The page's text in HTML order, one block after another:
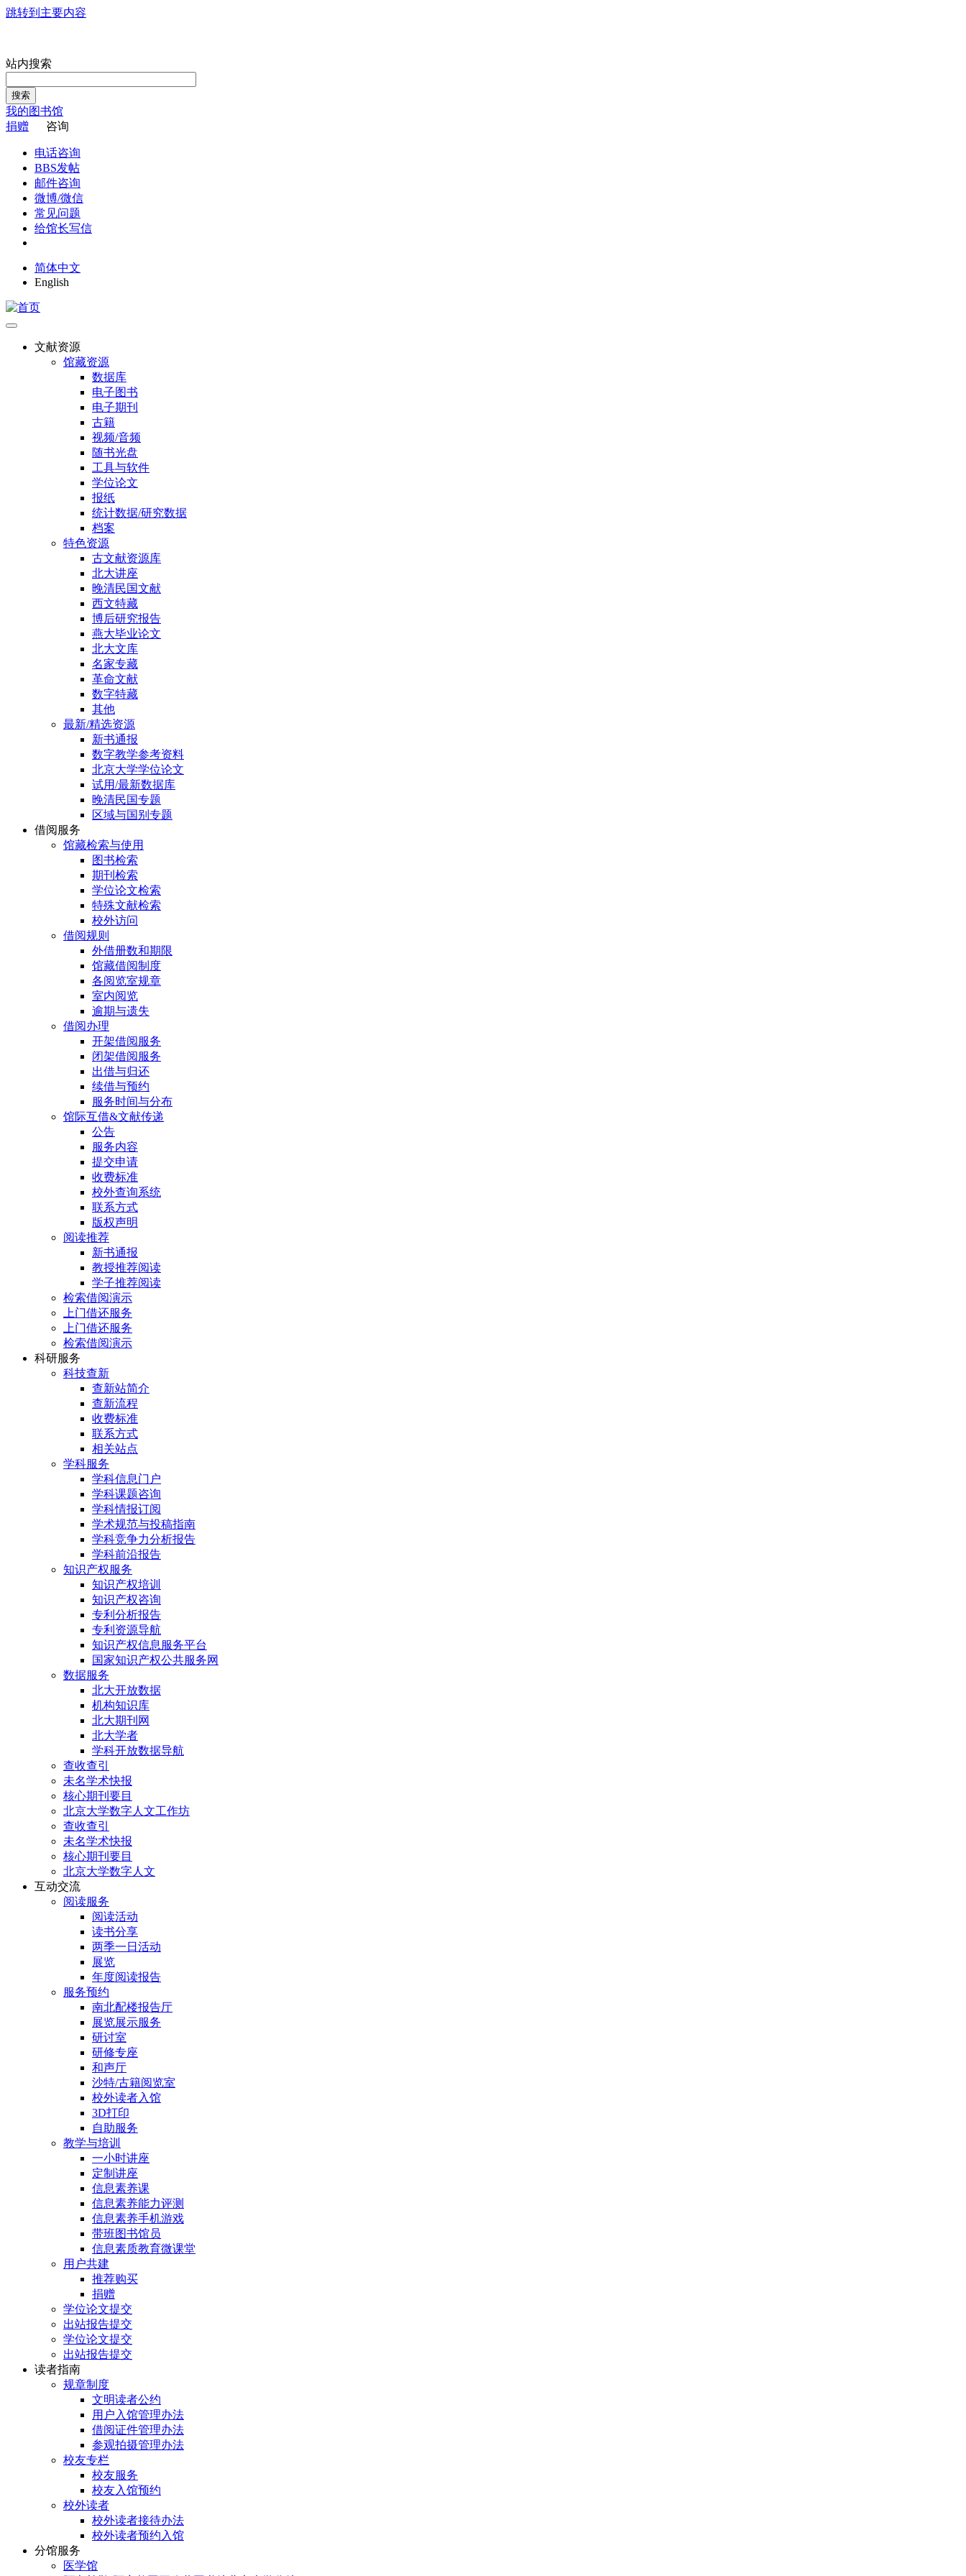
跳转到主要内容
站内搜索
搜索
我的图书馆
捐赠
咨询
电话咨询
BBS发帖
邮件咨询
微博/微信
常见问题
给馆长写信
简体中文
English
文献资源
馆藏资源
数据库
电子图书
电子期刊
古籍
视频/音频
随书光盘
工具与软件
学位论文
报纸
统计数据/研究数据
档案
特色资源
古文献资源库
北大讲座
晚清民国文献
西文特藏
博后研究报告
燕大毕业论文
北大文库
名家专藏
革命文献
数字特藏
其他
最新/精选资源
新书通报
数字教学参考资料
北京大学学位论文
试用/最新数据库
晚清民国专题
区域与国别专题
借阅服务
馆藏检索与使用
图书检索
期刊检索
学位论文检索
特殊文献检索
校外访问
借阅规则
外借册数和期限
馆藏借阅制度
各阅览室规章
室内阅览
逾期与遗失
借阅办理
开架借阅服务
闭架借阅服务
出借与归还
续借与预约
服务时间与分布
馆际互借&文献传递
公告
服务内容
提交申请
收费标准
校外查询系统
联系方式
版权声明
阅读推荐
新书通报
教授推荐阅读
学子推荐阅读
检索借阅演示
上门借还服务
上门借还服务
检索借阅演示
科研服务
科技查新
查新站简介
查新流程
收费标准
联系方式
相关站点
学科服务
学科信息门户
学科课题咨询
学科情报订阅
学术规范与投稿指南
学科竞争力分析报告
学科前沿报告
知识产权服务
知识产权培训
知识产权咨询
专利分析报告
专利资源导航
知识产权信息服务平台
国家知识产权公共服务网
数据服务
北大开放数据
机构知识库
北大期刊网
北大学者
学科开放数据导航
查收查引
未名学术快报
核心期刊要目
北京大学数字人文工作坊
查收查引
未名学术快报
核心期刊要目
北京大学数字人文
互动交流
阅读服务
阅读活动
读书分享
两季一日活动
展览
年度阅读报告
服务预约
南北配楼报告厅
展览展示服务
研讨室
研修专座
和声厅
沙特/古籍阅览室
校外读者入馆
3D打印
自助服务
教学与培训
一小时讲座
定制讲座
信息素养课
信息素养能力评测
信息素养手机游戏
带班图书馆员
信息素质教育微课堂
用户共建
推荐购买
捐赠
学位论文提交
出站报告提交
学位论文提交
出站报告提交
读者指南
规章制度
文明读者公约
用户入馆管理办法
借阅证件管理办法
参观拍摄管理办法
校友专栏
校友服务
校友入馆预约
校外读者
校外读者接待办法
校外读者预约入馆
分馆服务
医学馆